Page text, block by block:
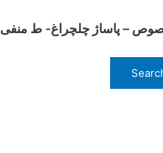
چلچراغ- ط منفی1 – واحد7